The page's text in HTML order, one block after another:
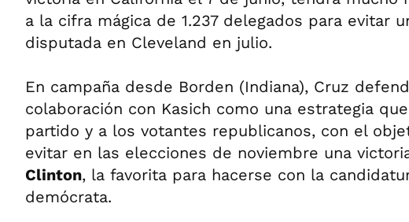
a la cifra mágica de 1.237 delegados para evitar
disputada en Cleveland en julio.
En campaña desde Borden (Indiana), Cruz
colaboración con Kasich como una estrategia
partido y a los votantes republicanos, con el
evitar en las elecciones de noviembre una
Clinton, la favorita para hacerse con la
demócrata.